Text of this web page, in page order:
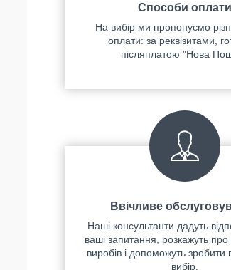
Способи оплати
На вибір ми пропонуємо
оплати: за реквізитами,
післяплатою "Нова
Ввічливе
Наші консультанти дадуть
ваші запитання, розкажуть про
виробів і допоможуть зробити
вибір.